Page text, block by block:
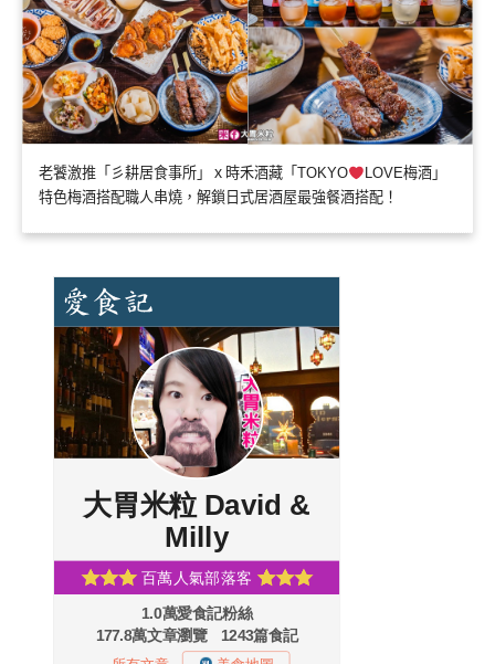
老饕激推「彡耕居食事所」ｘ時禾酒藏「TOKYO
LOVE梅酒」
特色梅酒搭配職人串燒，解鎖日式居酒屋最強餐酒搭配！